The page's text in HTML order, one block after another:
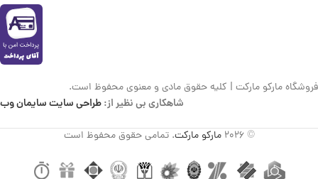
فروشگاه مارکو مارکت | کلیه حقوق مادی و معنوی محفوظ است.
شاهکاری بی نظیر از:طراحی سایت سایمان وب
© 2026 مارکو مارکت. تمامی حقوق محفوظ است